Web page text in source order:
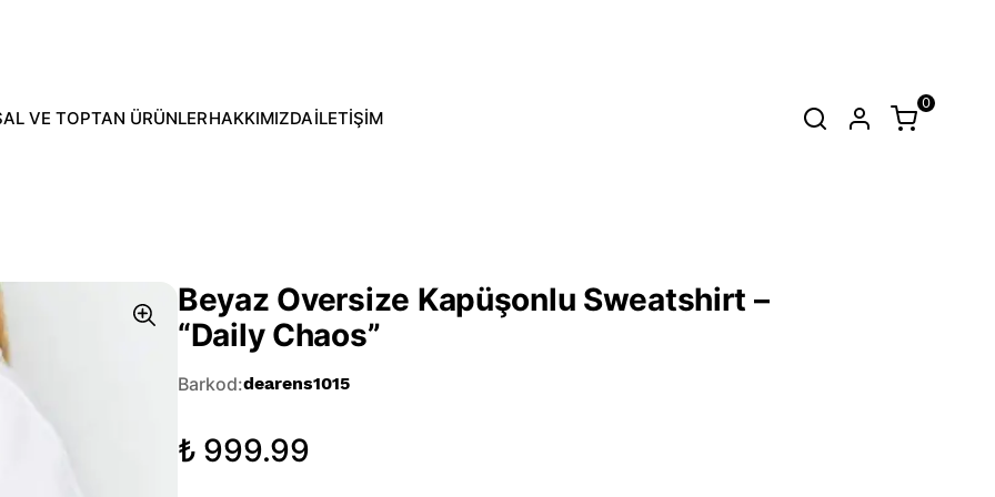
VE TOPTAN ÜRÜNLERHAKKIMIZDAİLETİŞİM
0
Beyaz Oversize Kapüşonlu Sweatshirt –
“Daily Chaos”
Barkod:dearens1015
₺ 999.99